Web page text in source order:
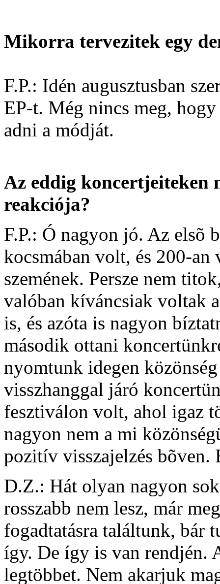
Mikorra tervezitek egy
F.P.: Idén augusztusban
EP-t. Még nincs meg,
adni a módját.
Az eddig koncertjeiteken
reakciója?
F.P.: Ó nagyon jó. Az elsõ
kocsmában volt, és 200-
szemének. Persze nem
valóban kíváncsiak voltak
is, és azóta is nagyon
második ottani
nyomtunk idegen
visszhanggal járó
fesztiválon volt, ahol igaz
nagyon nem a mi
pozitív visszajelzés bõven.
D.Z.: Hát olyan nagyon
rosszabb nem lesz, már
fogadtatásra találtunk, bár
így. De így is van rendjén.
legtöbbet. Nem akarjuk